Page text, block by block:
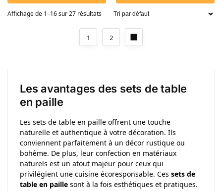
Affichage de 1–16 sur 27 résultats
1 2
Les avantages des sets de table
en paille
Les sets de table en paille offrent une touche
naturelle et authentique à votre décoration. Ils
conviennent parfaitement à un décor rustique ou
bohème. De plus, leur confection en matériaux
naturels est un atout majeur pour ceux qui
privilégient une cuisine écoresponsable. Ces sets de
table en paille sont à la fois esthétiques et pratiques.